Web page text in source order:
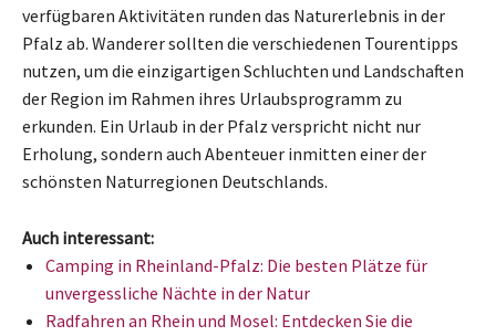
verfügbaren Aktivitäten runden das Naturerlebnis in der
Pfalz ab. Wanderer sollten die verschiedenen Tourentipps
nutzen, um die einzigartigen Schluchten und Landschaften
der Region im Rahmen ihres Urlaubsprogramm zu
erkunden. Ein Urlaub in der Pfalz verspricht nicht nur
Erholung, sondern auch Abenteuer inmitten einer der
schönsten Naturregionen Deutschlands.
Auch interessant:
Camping in Rheinland-Pfalz: Die besten Plätze für
unvergessliche Nächte in der Natur
Radfahren an Rhein und Mosel: Entdecken Sie die